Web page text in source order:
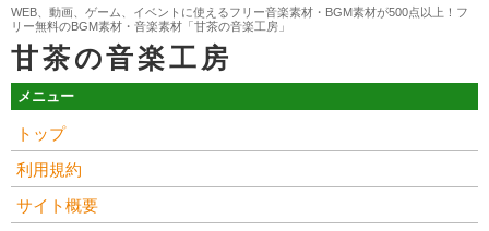
WEB、動画、ゲーム、イベントに使えるフリー音楽素材・BGM素材が500点以上！フ
リー無料のBGM素材・音楽素材「甘茶の音楽工房」
甘茶の音楽工房
メニュー
トップ
利用規約
サイト概要